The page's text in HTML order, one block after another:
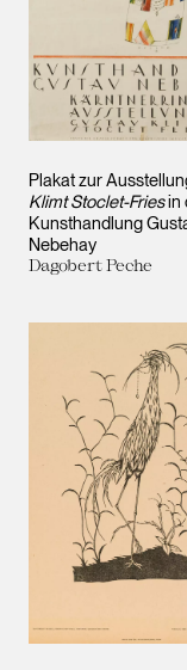
Plakat zur
Klimt Stoclet-Friesin
Kunsthandlung
Nebehay
Dagobert Peche